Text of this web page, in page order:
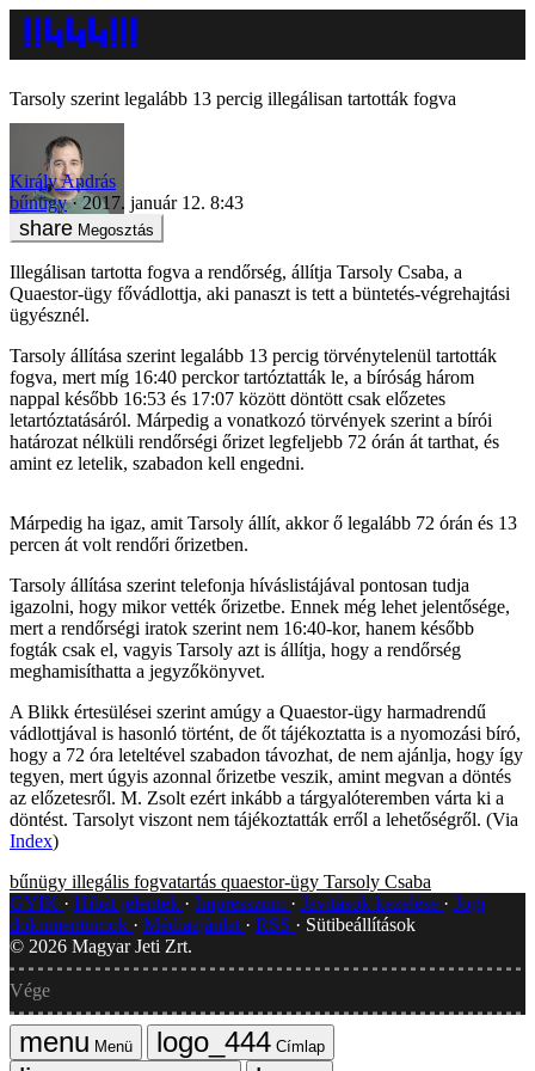
Tarsoly szerint legalább 13 percig illegálisan tartották fogva
Király András
bűnügy
2017. január 12. 8:43
Megosztás
Illegálisan tartotta fogva a rendőrség, állítja Tarsoly Csaba, a
Quaestor-ügy fővádlottja, aki panaszt is tett a büntetés-végrehajtási
ügyésznél.
Tarsoly állítása szerint legalább 13 percig törvénytelenül tartották
fogva, mert míg 16:40 perckor tartóztatták le, a bíróság három
nappal később 16:53 és 17:07 között döntött csak előzetes
letartóztatásáról. Márpedig a vonatkozó törvények szerint a bírói
határozat nélküli rendőrségi őrizet legfeljebb 72 órán át tarthat, és
amint ez letelik, szabadon kell engedni.
Márpedig ha igaz, amit Tarsoly állít, akkor ő legalább 72 órán és 13
percen át volt rendőri őrizetben.
Tarsoly állítása szerint telefonja híváslistájával pontosan tudja
igazolni, hogy mikor vették őrizetbe. Ennek még lehet jelentősége,
mert a rendőrségi iratok szerint nem 16:40-kor, hanem később
fogták csak el, vagyis Tarsoly azt is állítja, hogy a rendőrség
meghamisíthatta a jegyzőkönyvet.
A Blikk értesülései szerint amúgy a Quaestor-ügy harmadrendű
vádlottjával is hasonló történt, de őt tájékoztatta is a nyomozási bíró,
hogy a 72 óra leteltével szabadon távozhat, de nem ajánlja, hogy így
tegyen, mert úgyis azonnal őrizetbe veszik, amint megvan a döntés
az előzetesről. M. Zsolt ezért inkább a tárgyalóteremben várta ki a
döntést. Tarsolyt viszont nem tájékoztatták erről a lehetőségről. (Via
Index)
bűnügy illegális fogvatartás quaestor-ügy Tarsoly Csaba
GYIK
Hibát jelentek Impresszum Javítások kezelése
Jogi
dokumentumok
Médiaajánlat RSS
Sütibeállítások
© 2026 Magyar Jeti Zrt.
Vége
Menü Címlap